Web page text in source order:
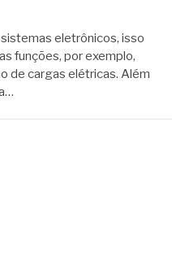
eletrônicos, isso
funções, por exemplo,
de cargas elétricas. Além